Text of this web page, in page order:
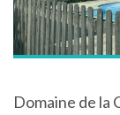
Domaine de la